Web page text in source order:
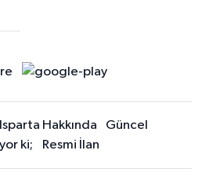
Isparta Hakkında
Güncel
ki;
Resmi İlan